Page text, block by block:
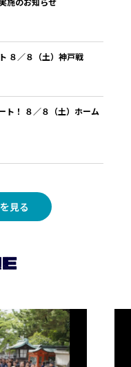
８／８（土）神戸戦
ト！ ８／８（土）ホーム
見る